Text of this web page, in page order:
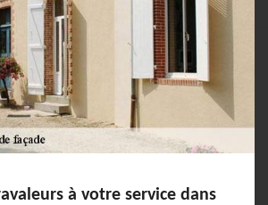
à votre service dans